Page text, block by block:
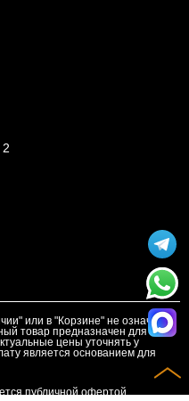
или в "Корзине" не означает
товар предназначен для
цены уточнять у
является основанием для
публичной офертой.